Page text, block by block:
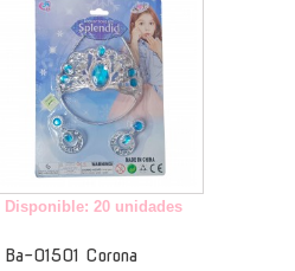
Disponible: 20 unidades
Ba-01501 Corona